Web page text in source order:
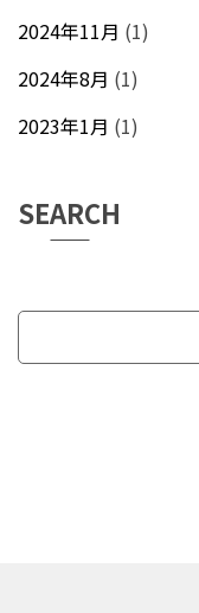
2024年11月 (1)
2024年8月 (1)
2023年1月 (1)
SEARCH